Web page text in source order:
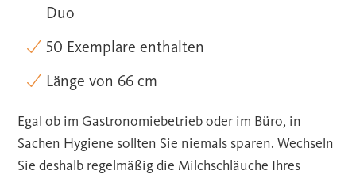
Duo
50 Exemplare enthalten
Länge von 66 cm
Egal ob im Gastronomiebetrieb oder im Büro, in
Sachen Hygiene sollten Sie niemals sparen. Wechseln
Sie deshalb regelmäßig die Milchschläuche Ihres